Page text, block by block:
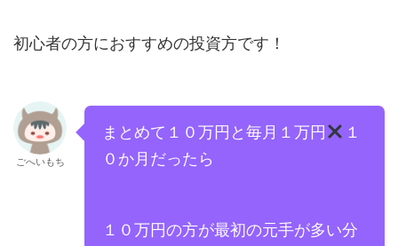
初心者の方におすすめの投資方です！
ごへいもち
まとめて１０万円と毎月１万円
１
０か月だったら
１０万円の方が最初の元手が多い分